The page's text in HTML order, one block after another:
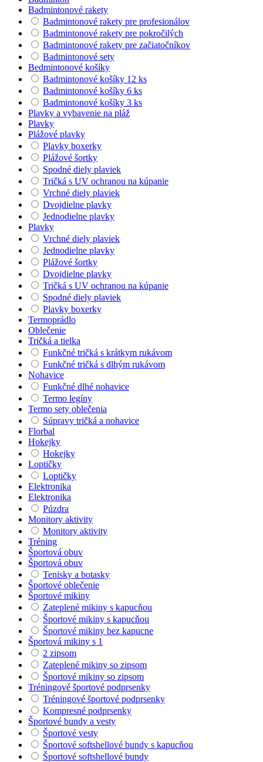
Badmintonové rakety
Badmintonové rakety pre profesionálov
Badmintonové rakety pre pokročilých
Badmintonové rakety pre začiatočníkov
Badmintonové sety
Bedmintonové košíky
Badmintonové košíky 12 ks
Badmintonové košíky 6 ks
Badmintonové košíky 3 ks
Plavky a vybavenie na pláž
Plavky
Plážové plavky
Plavky boxerky
Plážové šortky
Spodné diely plaviek
Tričká s UV ochranou na kúpanie
Vrchné diely plaviek
Dvojdielne plavky
Jednodielne plavky
Plavky
Vrchné diely plaviek
Jednodielne plavky
Plážové šortky
Dvojdielne plavky
Tričká s UV ochranou na kúpanie
Spodné diely plaviek
Plavky boxerky
Termoprádlo
Oblečenie
Tričká a tielka
Funkčné tričká s krátkym rukávom
Funkčné tričká s dlhým rukávom
Nohavice
Funkčné dlhé nohavice
Termo legíny
Termo sety oblečenia
Súpravy tričká a nohavice
Florbal
Hokejky
Hokejky
Loptičky
Loptičky
Elektronika
Elektronika
Púzdra
Monitory aktivity
Monitory aktivity
Tréning
Športová obuv
Športová obuv
Tenisky a botasky
Športové oblečenie
Športové mikiny
Zateplené mikiny s kapucňou
Športové mikiny s kapucňou
Športové mikiny bez kapucne
Športová mikiny s 1
2 zipsom
Zateplené mikiny so zipsom
Športové mikiny so zipsom
Tréningové športové podprsenky
Tréningové športové podprsenky
Kompresné podprsenky
Športové bundy a vesty
Športové vesty
Športové softshellové bundy s kapucňou
Športové softshellové bundy